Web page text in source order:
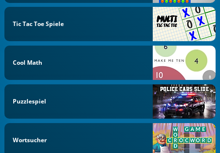
Tic Tac Toe Spiele
Cool Math
Puzzlespiel
Wortsucher